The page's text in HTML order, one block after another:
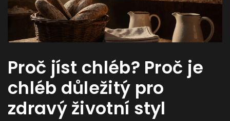
Proč jíst chléb? Proč je
chléb důležitý pro
zdravý životní styl